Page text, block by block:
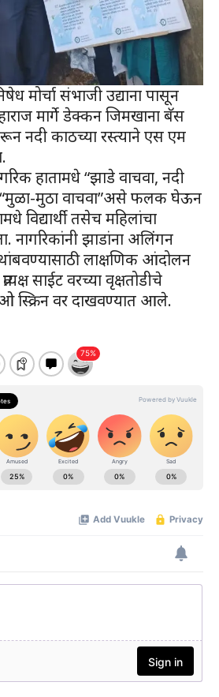
मोर्चा संभाजी उद्याना पासून
मार्गे डेक्कन जिमखाना बॅस
नदी काठच्या रस्त्याने एस एम
हातामधे “झाडे वाचवा, नदी
“मुळा-मुठा वाचवा”असे फलक घेऊन
विद्यार्थी तसेच महिलांचा
नागरिकांनी झाडांना अलिंगन
लाक्षणिक आंदोलन
साईट वरच्या वृक्षतोडीचे
स्क्रिन वर दाखवण्यात आले.